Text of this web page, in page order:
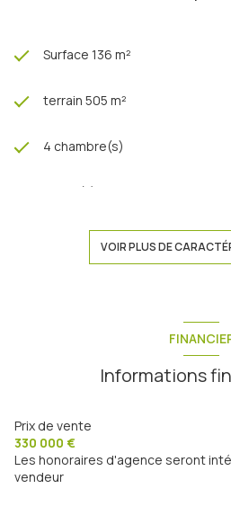
Surface 136 m²
terrain 505 m²
4 chambre(s)
1 salle(s) d'eau
exposition Est-Ouest
1 côté(s) mitoyen(s)
2 niveau(x)
VOIR PLUS DE
Informations
Prix de vente
330 000 €
Les honoraires d'agence seront
vendeur